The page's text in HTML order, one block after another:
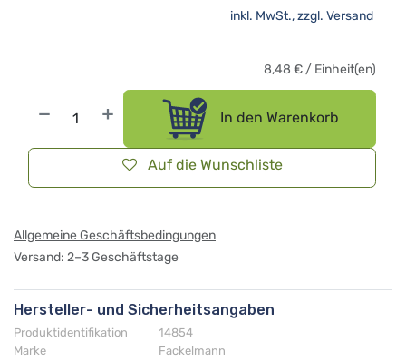
In den Warenkorb
Auf die Wunschliste
inkl. MwSt., zzgl. Versand
8,48 € / Einheit(en)
Allgemeine Geschäftsbedingungen
Versand: 2–3 Geschäftstage
Hersteller- und Sicherheitsangaben
Produktidentifikation
14854
Marke
Fackelmann